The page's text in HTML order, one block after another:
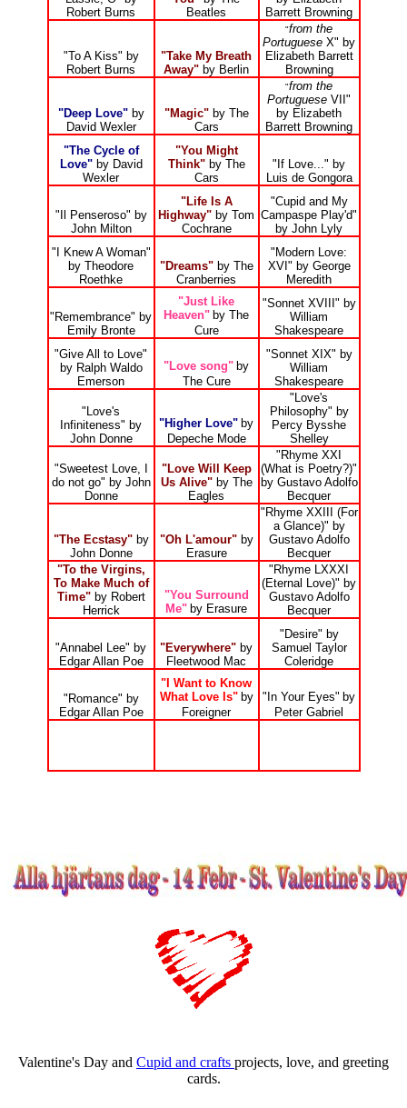
Robert Burns
Beatles
Barrett Browning
"To A Kiss" by
Robert Burns
"Take My Breath
Away" by Berlin
"from the
Portuguese X" by
Elizabeth Barrett
Browning
"Deep Love"by
David Wexler
"Magic"by The
Cars
"from the
Portuguese VII"
by Elizabeth
Barrett Browning
"The Cycle of
Love"by David
Wexler
"You Might
Think"by The
Cars
"If Love..." by
Luis de Gongora
"Il Penseroso" by
John Milton
"Life Is A
Highway" by Tom
Cochrane
"Cupid and My
Campaspe Play'd"
by John Lyly
"I Knew A Woman"
by Theodore
Roethke
"Dreams"by The
Cranberries
"Modern Love:
XVI" by George
Meredith
"Remembrance" by
Emily Bronte
"Just Like
Heaven" by The
Cure
"Sonnet XVIII" by
William
Shakespeare
"Give All to Love"
by Ralph Waldo
Emerson
"Love song" by
The Cure
"Sonnet XIX" by
William
Shakespeare
"Love's
Infiniteness" by
John Donne
"Higher Love" by
Depeche Mode
"Love's
Philosophy" by
Percy Bysshe
Shelley
"Sweetest Love, I
do not go" by John
Donne
"Love Will Keep
Us Alive"by The
Eagles
"Rhyme XXI
(What is Poetry?)"
by Gustavo Adolfo
Becquer
"The Ecstasy"by
John Donne
"Oh L'amour"by
Erasure
"Rhyme XXIII (For
a Glance)" by
Gustavo Adolfo
Becquer
"To the Virgins,
To Make Much of
Time"by Robert
Herrick
"You Surround
Me" by Erasure
"Rhyme LXXXI
(Eternal Love)" by
Gustavo Adolfo
Becquer
"Annabel Lee" by
Edgar Allan Poe
"Everywhere" by
Fleetwood Mac
"Desire" by
Samuel Taylor
Coleridge
"Romance" by
Edgar Allan Poe
"I Want to Know
What Love Is" by
Foreigner
"In Your Eyes" by
Peter Gabriel
Valentine's Day and Cupid and crafts projects, love, and greeting
cards.